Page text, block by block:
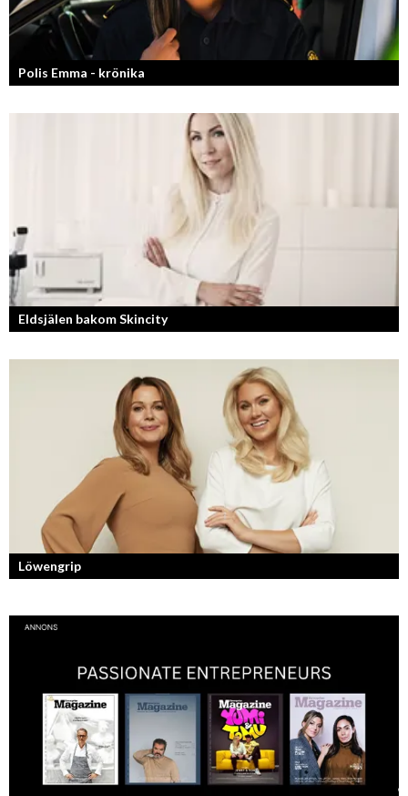
Polis Emma - krönika
Kan jag snälla få prata med dig igen, för du va så bra att prata med.
Eldsjälen bakom Skincity
Annica Forsgren Kjellman ligger bakom skönhetsimperiet Skincity –
professionell hudvård online.
Löwengrip
Från bloggare till influencer och superentreprenör. En resa som fostrat